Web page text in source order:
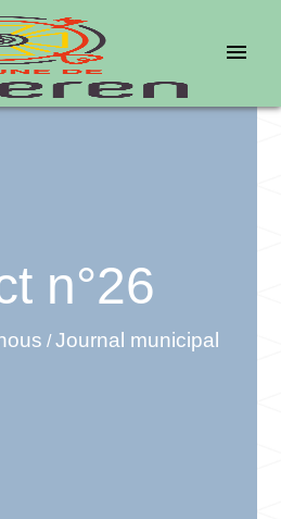
menu
n°26
/Journal municipal